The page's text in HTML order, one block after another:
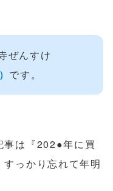
ぜんすけ
です。
事は『202●年に買
っかり忘れて年明